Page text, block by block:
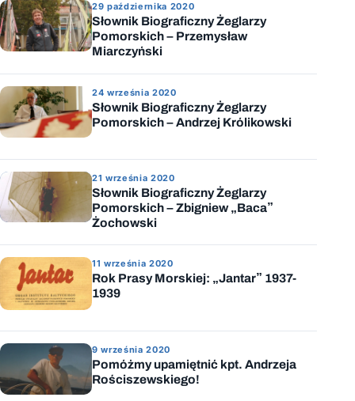
29 października 2020
Słownik Biograficzny Żeglarzy
Pomorskich – Przemysław
Miarczyński
24 września 2020
Słownik Biograficzny Żeglarzy
Pomorskich – Andrzej Królikowski
21 września 2020
Słownik Biograficzny Żeglarzy
Pomorskich – Zbigniew „Baca”
Żochowski
11 września 2020
Rok Prasy Morskiej: „Jantar” 1937-
1939
9 września 2020
Pomóżmy upamiętnić kpt. Andrzeja
Rościszewskiego!